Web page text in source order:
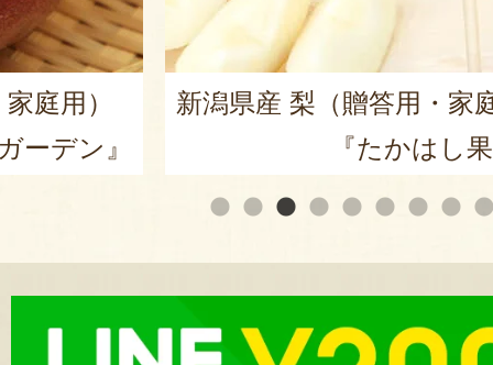
庭用）
ーデン』
新潟県産 梨（贈答用・家
『たかはし